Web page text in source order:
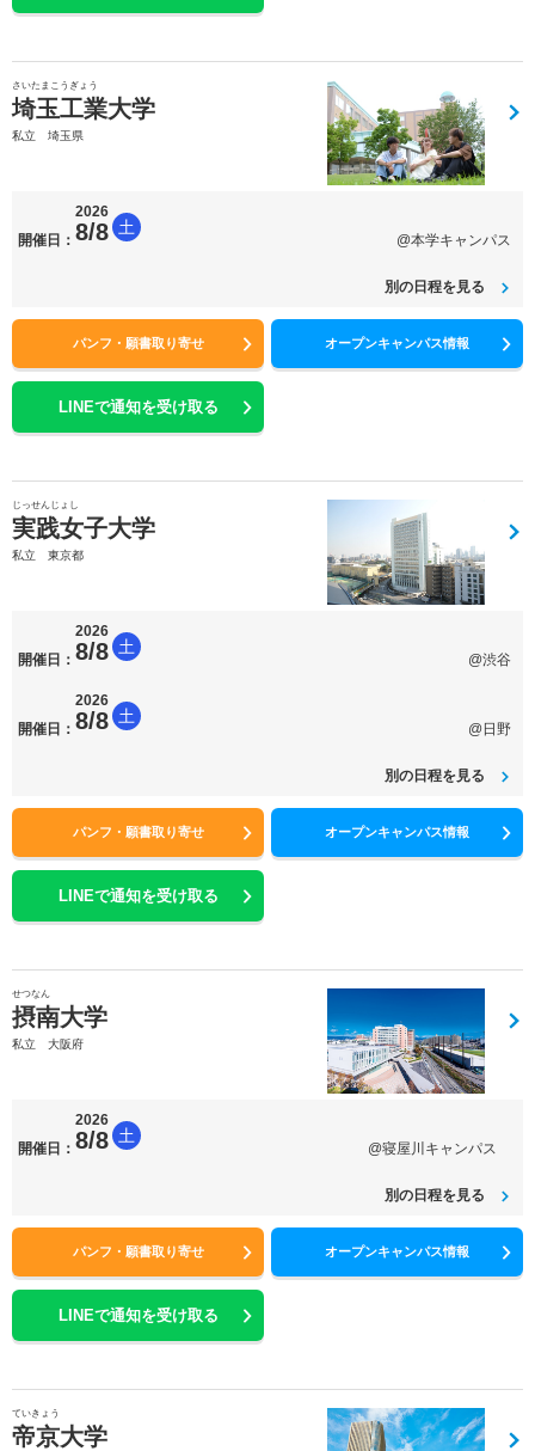
さいたまこうぎょう
埼玉工業大学
私立 埼玉県
開催日：
2026
8/8 土
@本学キャンパス
別の日程を見る
パンフ・願書取り寄せ オープンキャンパス情報
LINEで通知を受け取る
じっせんじょし
実践女子大学
私立 東京都
開催日：
2026
8/8 土
@渋谷
開催日：
2026
8/8 土
@日野
別の日程を見る
パンフ・願書取り寄せ オープンキャンパス情報
LINEで通知を受け取る
せつなん
摂南大学
私立 大阪府
開催日：
2026
8/8 土
@寝屋川キャンパス
別の日程を見る
パンフ・願書取り寄せ オープンキャンパス情報
LINEで通知を受け取る
ていきょう
帝京大学